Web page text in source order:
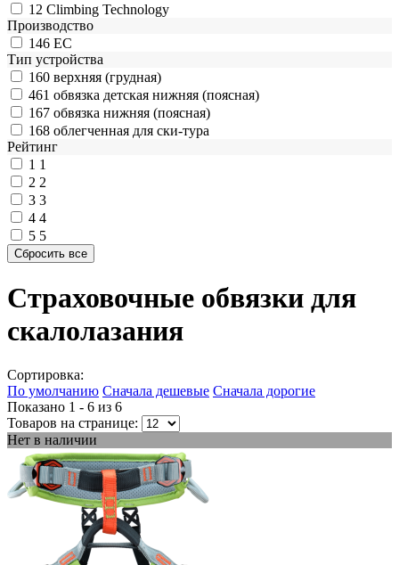
12 Climbing Technology
Производство
146 ЕС
Тип устройства
160 верхняя (грудная)
461 обвязка детская нижняя (поясная)
167 обвязка нижняя (поясная)
168 облегченная для ски-тура
Рейтинг
1 1
2 2
3 3
4 4
5 5
Страховочные обвязки для
скалолазания
Сортировка:
По умолчанию Сначала дешевые Сначала дорогие
Показано 1 - 6 из 6
Товаров на странице:
Нет в наличии